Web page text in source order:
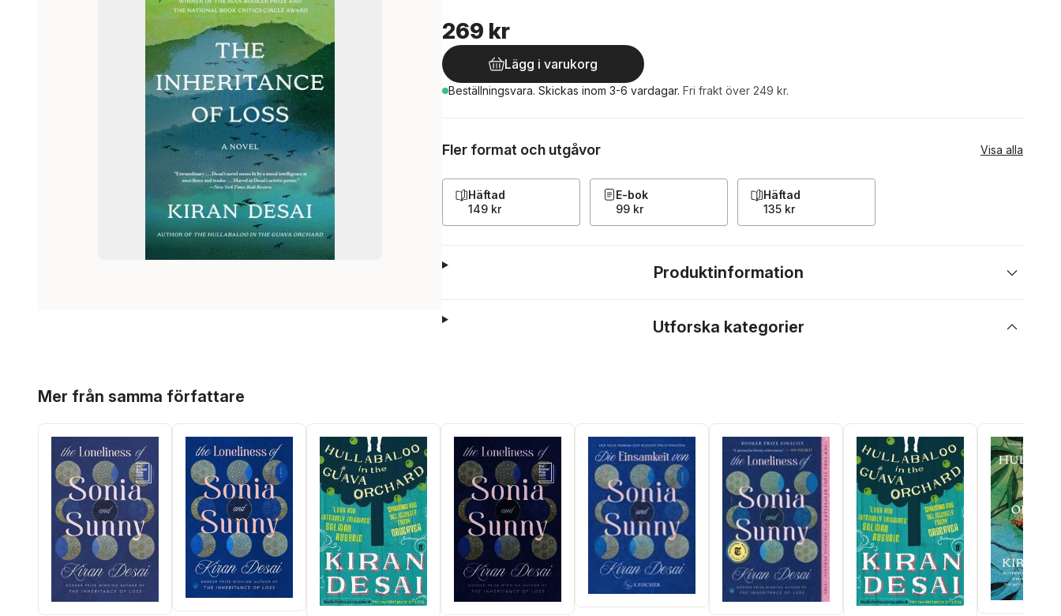
269 kr
Lägg i varukorg
Beställningsvara. Skickas inom 3-6 vardagar. Fri frakt över 249 kr.
Fler format och utgåvor Visa alla
Häftad
149 kr
E-bok
99 kr
Häftad
135 kr
Produktinformation
Utforska kategorier
Mer från samma författare